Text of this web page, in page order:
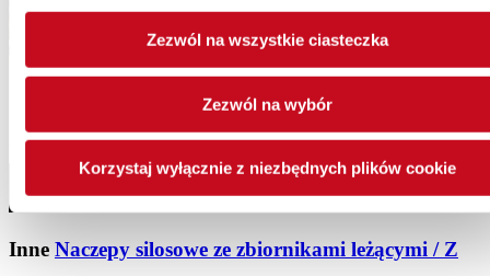
Zezwól na wszystkie ciasteczka
Zezwól na wybór
Korzystaj wyłącznie z niezbędnych plików cookie
Inne Naczepy silosowe ze zbiornikami leżącymi / Z